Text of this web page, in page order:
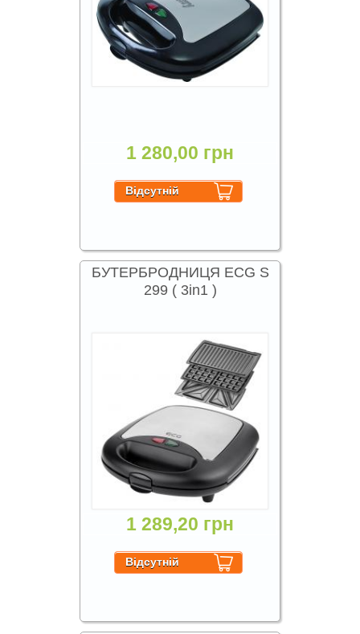
1 280,00 грн
БУТЕРБРОДНИЦЯ ECG S
299 ( 3in1 )
1 289,20 грн